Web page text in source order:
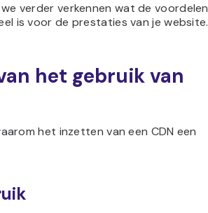
verder verkennen wat de voordelen
is voor de prestaties van je website.
het gebruik van
het inzetten van een CDN een